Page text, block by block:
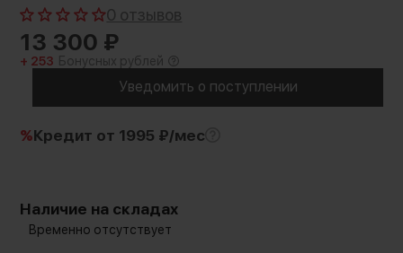
0 отзывов
13 300 ₽
+ 253 Бонусных рублей
Уведомить о поступлении
%Кредит от 1995 ₽/мес
Наличие на складах
Временно отсутствует